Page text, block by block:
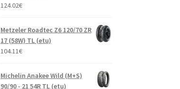
124.02€
Metzeler Roadtec Z6 120/70 ZR
17 (58W) TL (etu)
104.11€
Michelin Anakee Wild (M+S)
90/90 - 21 54R TL (etu)